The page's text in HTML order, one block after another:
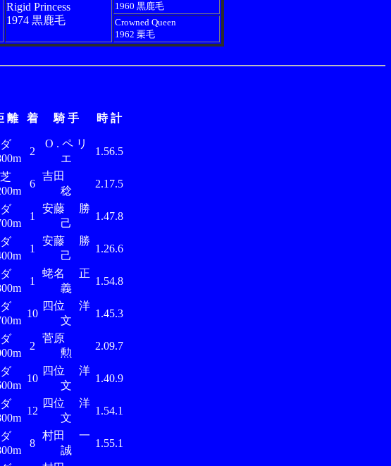
Rigid Princess
1974 黒鹿毛
1960 黒鹿毛
Crowned Queen
1962 栗毛
離 着 騎 手 時 計
ダ
2
O . ペ リ
エ
1.56.5
芝
6
吉田
稔
2.17.5
ダ
1
安藤 勝
己
1.47.8
ダ
1
安藤 勝
己
1.26.6
ダ
1
蛯名 正
義
1.54.8
ダ
10
四位 洋
文
1.45.3
ダ
2
菅原
勲
2.09.7
ダ
10
四位 洋
文
1.40.9
ダ
12
四位 洋
文
1.54.1
ダ
8
村田 一
誠
1.55.1